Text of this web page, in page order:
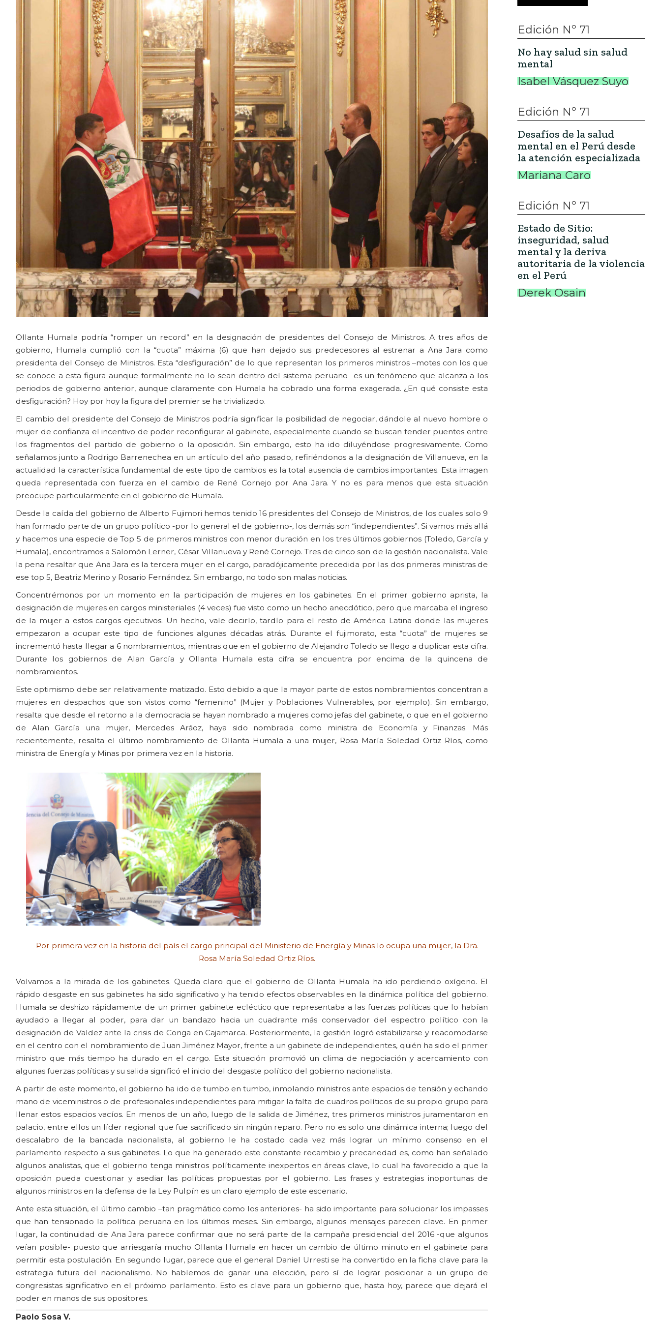
Ollanta Humala podría “romper un record” en la designación de presidentes del Consejo de Ministros. A tres años de
gobierno, Humala cumplió con la “cuota” máxima (6) que han dejado sus predecesores al estrenar a Ana Jara como
presidenta del Consejo de Ministros. Esta “desfiguración” de lo que representan los primeros ministros –motes con los que
se conoce a esta figura aunque formalmente no lo sean dentro del sistema peruano- es un fenómeno que alcanza a los
periodos de gobierno anterior, aunque claramente con Humala ha cobrado una forma exagerada. ¿En qué consiste esta
desfiguración? Hoy por hoy la figura del premier se ha trivializado.
El cambio del presidente del Consejo de Ministros podría significar la posibilidad de negociar, dándole al nuevo hombre o
mujer de confianza el incentivo de poder reconfigurar al gabinete, especialmente cuando se buscan tender puentes entre
los fragmentos del partido de gobierno o la oposición. Sin embargo, esto ha ido diluyéndose progresivamente. Como
señalamos junto a Rodrigo Barrenechea en un artículo del año pasado, refiriéndonos a la designación de Villanueva, en la
actualidad la característica fundamental de este tipo de cambios es la total ausencia de cambios importantes. Esta imagen
queda representada con fuerza en el cambio de René Cornejo por Ana Jara. Y no es para menos que esta situación
preocupe particularmente en el gobierno de Humala.
Desde la caída del gobierno de Alberto Fujimori hemos tenido 16 presidentes del Consejo de Ministros, de los cuales solo 9
han formado parte de un grupo político -por lo general el de gobierno-, los demás son “independientes”. Si vamos más allá
y hacemos una especie de Top 5 de primeros ministros con menor duración en los tres últimos gobiernos (Toledo, García y
Humala), encontramos a Salomón Lerner, César Villanueva y René Cornejo. Tres de cinco son de la gestión nacionalista. Vale
la pena resaltar que Ana Jara es la tercera mujer en el cargo, paradójicamente precedida por las dos primeras ministras de
ese top 5, Beatriz Merino y Rosario Fernández. Sin embargo, no todo son malas noticias.
Concentrémonos por un momento en la participación de mujeres en los gabinetes. En el primer gobierno aprista, la
designación de mujeres en cargos ministeriales (4 veces) fue visto como un hecho anecdótico, pero que marcaba el ingreso
de la mujer a estos cargos ejecutivos. Un hecho, vale decirlo, tardío para el resto de América Latina donde las mujeres
empezaron a ocupar este tipo de funciones algunas décadas atrás. Durante el fujimorato, esta “cuota” de mujeres se
incrementó hasta llegar a 6 nombramientos, mientras que en el gobierno de Alejandro Toledo se llego a duplicar esta cifra.
Durante los gobiernos de Alan García y Ollanta Humala esta cifra se encuentra por encima de la quincena de
nombramientos.
Este optimismo debe ser relativamente matizado. Esto debido a que la mayor parte de estos nombramientos concentran a
mujeres en despachos que son vistos como “femenino” (Mujer y Poblaciones Vulnerables, por ejemplo). Sin embargo,
resalta que desde el retorno a la democracia se hayan nombrado a mujeres como jefas del gabinete, o que en el gobierno
de Alan García una mujer, Mercedes Aráoz, haya sido nombrada como ministra de Economía y Finanzas. Más
recientemente, resalta el último nombramiento de Ollanta Humala a una mujer, Rosa María Soledad Ortiz Ríos, como
ministra de Energía y Minas por primera vez en la historia.
Por primera vez en la historia del país el cargo principal del Ministerio de Energía y Minas lo ocupa una mujer, la Dra.
Rosa María Soledad Ortiz Ríos.
Volvamos a la mirada de los gabinetes. Queda claro que el gobierno de Ollanta Humala ha ido perdiendo oxígeno. El
rápido desgaste en sus gabinetes ha sido significativo y ha tenido efectos observables en la dinámica política del gobierno.
Humala se deshizo rápidamente de un primer gabinete ecléctico que representaba a las fuerzas políticas que lo habían
ayudado a llegar al poder, para dar un bandazo hacia un cuadrante más conservador del espectro político con la
designación de Valdez ante la crisis de Conga en Cajamarca. Posteriormente, la gestión logró estabilizarse y reacomodarse
en el centro con el nombramiento de Juan Jiménez Mayor, frente a un gabinete de independientes, quién ha sido el primer
ministro que más tiempo ha durado en el cargo. Esta situación promovió un clima de negociación y acercamiento con
algunas fuerzas políticas y su salida significó el inicio del desgaste político del gobierno nacionalista.
A partir de este momento, el gobierno ha ido de tumbo en tumbo, inmolando ministros ante espacios de tensión y echando
mano de viceministros o de profesionales independientes para mitigar la falta de cuadros políticos de su propio grupo para
llenar estos espacios vacíos. En menos de un año, luego de la salida de Jiménez, tres primeros ministros juramentaron en
palacio, entre ellos un líder regional que fue sacrificado sin ningún reparo. Pero no es solo una dinámica interna; luego del
descalabro de la bancada nacionalista, al gobierno le ha costado cada vez más lograr un mínimo consenso en el
parlamento respecto a sus gabinetes. Lo que ha generado este constante recambio y precariedad es, como han señalado
algunos analistas, que el gobierno tenga ministros políticamente inexpertos en áreas clave, lo cual ha favorecido a que la
oposición pueda cuestionar y asediar las políticas propuestas por el gobierno. Las frases y estrategias inoportunas de
algunos ministros en la defensa de la Ley Pulpín es un claro ejemplo de este escenario.
Ante esta situación, el último cambio –tan pragmático como los anteriores- ha sido importante para solucionar los impasses
que han tensionado la política peruana en los últimos meses. Sin embargo, algunos mensajes parecen clave. En primer
lugar, la continuidad de Ana Jara parece confirmar que no será parte de la campaña presidencial del 2016 -que algunos
veían posible- puesto que arriesgaría mucho Ollanta Humala en hacer un cambio de último minuto en el gabinete para
permitir esta postulación. En segundo lugar, parece que el general Daniel Urresti se ha convertido en la ficha clave para la
estrategia futura del nacionalismo. No hablemos de ganar una elección, pero sí de lograr posicionar a un grupo de
congresistas significativo en el próximo parlamento. Esto es clave para un gobierno que, hasta hoy, parece que dejará el
poder en manos de sus opositores.
Paolo Sosa V.
Edición Nº 71
No hay salud sin salud
mental
Isabel Vásquez Suyo
Edición Nº 71
Desafíos de la salud
mental en el Perú desde
la atención especializada
Mariana Caro
Edición Nº 71
Estado de Sitio:
inseguridad, salud
mental y la deriva
autoritaria de la violencia
en el Perú
Derek Osain